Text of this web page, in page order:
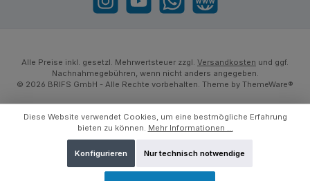
Instagram YouTube WhatsApp Website
Alle Preise inkl. gesetzl. Mehrwertsteuer zzgl. Versandkosten und ggf.
Nachnahmegebühren, wenn nicht anders angegeben.
© 2026 BRIFS GmbH - Alle Rechte vorbehalten. Theme by ThemeWare®
Diese Website verwendet Cookies, um eine bestmögliche Erfahrung
bieten zu können. Mehr Informationen ...
Nur technisch notwendige
Konfigurieren